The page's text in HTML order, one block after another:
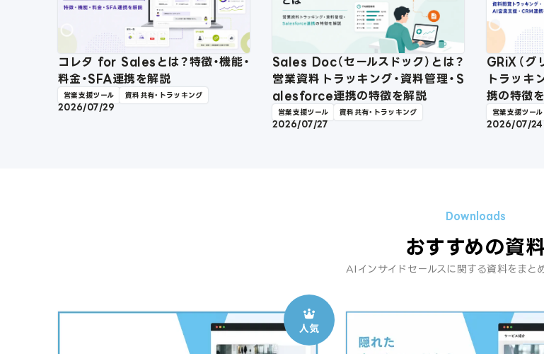
コレタ for Salesとは？特徴・機能・
料金・SFA連携を解説
営業支援ツール 資料共有・トラッキング
2026/07/29
Sales Doc（セールスドック）とは？
営業資料トラッキング・資料管理・S
alesforce連携の特徴を解説
営業支援ツール 資料共有・トラッキング
2026/07/27
GRiX（グ
トラッキ
携の特徴
営業支援ツール
2026/07/24
おすすめの資料
AIインサイドセールスに関する資料をまと